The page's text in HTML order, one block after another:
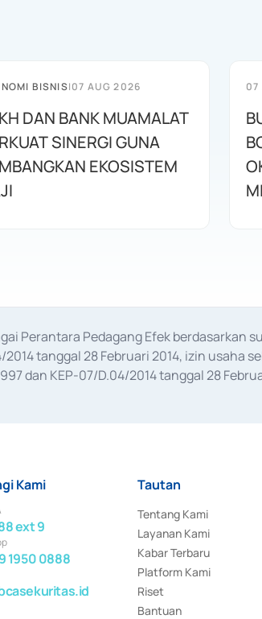
BISNIS|07 AUG 2026
DAN BANK MUAMALAT
SINERGI GUNA
EKOSISTEM
07
Perantara Pedagang Efek berdasarkan
2014 tanggal 28 Februari 2014, izin
dan KEP-07/D.04/2014 tanggal 28
Kami
ext 9
1950 0888
Tautan
Tentang Kami
Layanan Kami
Kabar Terbaru
Platform Kami
Riset
Bantuan